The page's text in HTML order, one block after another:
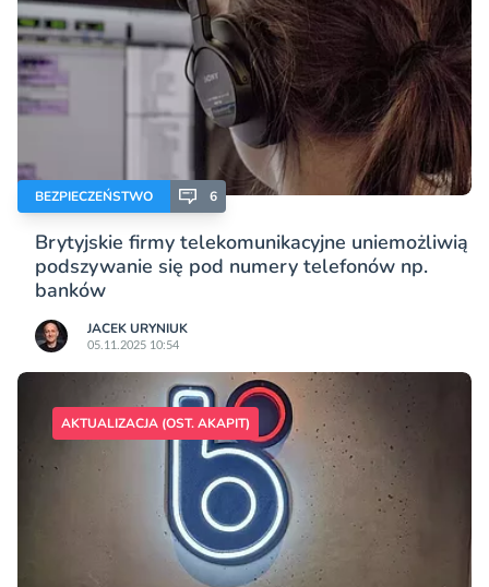
BEZPIECZEŃSTWO 6
Brytyjskie firmy telekomunikacyjne uniemożliwią
podszywanie się pod numery telefonów np.
banków
JACEK URYNIUK
05.11.2025 10:54
AKTUALIZACJA (OST. AKAPIT)